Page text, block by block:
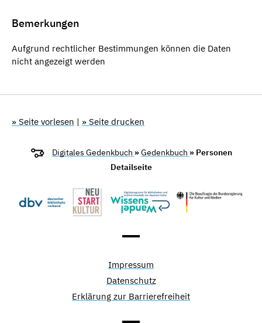
Bemerkungen
Aufgrund rechtlicher Bestimmungen können die Daten
nicht angezeigt werden
» Seite vorlesen | » Seite drucken
Digitales Gedenkbuch »Gedenkbuch » Personen
Detailseite
Impressum
Datenschutz
Erklärung zur Barrierefreiheit